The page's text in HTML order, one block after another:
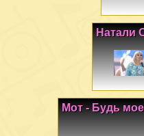
Натали
Мот - Будь